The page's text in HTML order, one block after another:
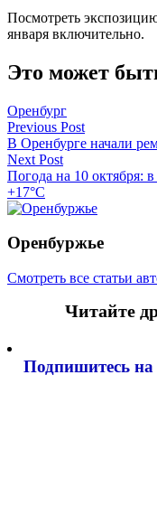
Посмотреть
января включительно.
Это может
Оренбург
Навигация
по
записям
Previous Post
В Оренбурге начали
Next Post
Погода на 10 октября:
+17°C
Оренбуржье
Смотреть все статьи
Читайте
Подпишитесь